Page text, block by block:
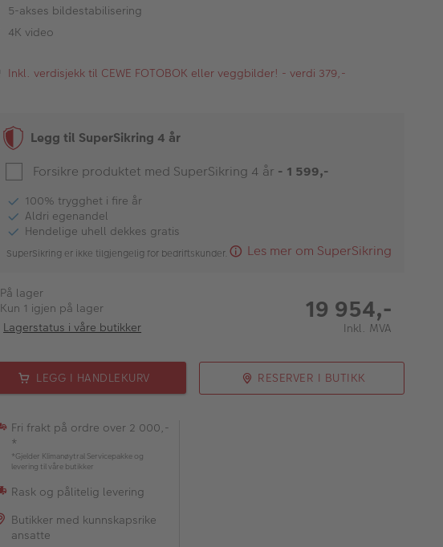
5-akses bildestabilisering
4K video
Inkl. verdisjekk til CEWE FOTOBOK eller veggbilder! - verdi 379,-
Legg til SuperSikring 4 år
Forsikre produktet med SuperSikring 4 år - 1 599,-
100% trygghet i fire år
Aldri egenandel
Hendelige uhell dekkes gratis
SuperSikring er ikke tilgjengelig for bedriftskunder. Les mer om SuperSikring
På lager
Kun 1 igjen på lager
Lagerstatus i våre butikker
19 954,-
Inkl. MVA
LEGG I HANDLEKURV RESERVER I BUTIKK
Fri frakt på ordre over 2 000,-
*
*Gjelder Klimanøytral Servicepakke og
levering til våre butikker
Rask og pålitelig levering
Butikker med kunnskapsrike
ansatte